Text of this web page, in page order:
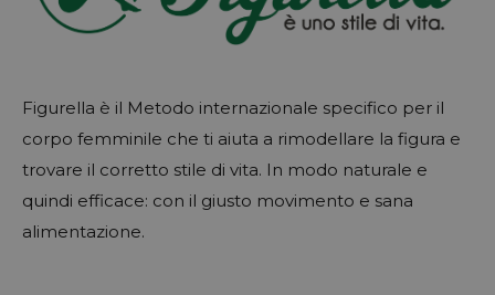
Figurella è il Metodo internazionale specifico per il
corpo femminile che ti aiuta a rimodellare la figura e
trovare il corretto stile di vita. In modo naturale e
quindi efficace: con il giusto movimento e sana
alimentazione.